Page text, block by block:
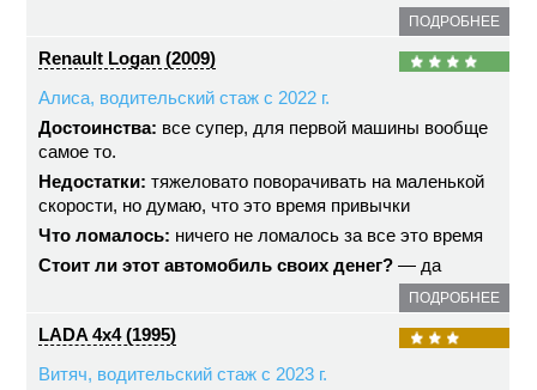
ПОДРОБНЕЕ
Renault Logan (2009)
Алиса, водительский стаж с 2022 г.
Достоинства: все супер, для первой машины вообще
самое то.
Недостатки: тяжеловато поворачивать на маленькой
скорости, но думаю, что это время привычки
Что ломалось: ничего не ломалось за все это время
Стоит ли этот автомобиль своих денег? — да
ПОДРОБНЕЕ
LADA 4x4 (1995)
Витяч, водительский стаж с 2023 г.